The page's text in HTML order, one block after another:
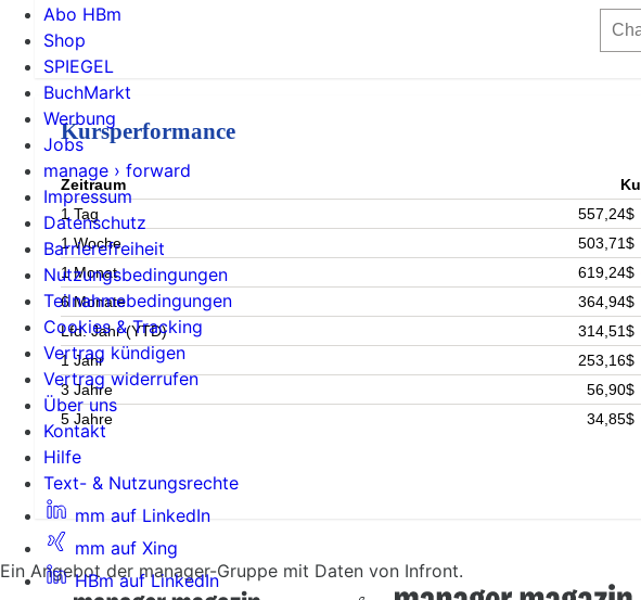
Kursperformance
Zeitraum
1 Tag
557,24$
1 Woche
503,71$
1 Monat
619,24$
6 Monate
364,94$
Lfd. Jahr (YTD)
314,51$
1 Jahr
253,16$
3 Jahre
56,90$
5 Jahre
34,85$
Ein Angebot der manager-Gruppe mit Daten von Infront.
Abo HBm
Shop
SPIEGEL
BuchMarkt
Werbung
Jobs
manage › forward
Impressum
Datenschutz
Barrierefreiheit
Nutzungsbedingungen
Teilnahmebedingungen
Cookies & Tracking
Vertrag kündigen
Vertrag widerrufen
Über uns
Kontakt
Hilfe
Text- & Nutzungsrechte
mm auf LinkedIn
mm auf Xing
HBm auf LinkedIn